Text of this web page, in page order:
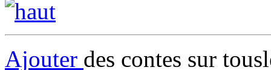
Ajouter des contes sur